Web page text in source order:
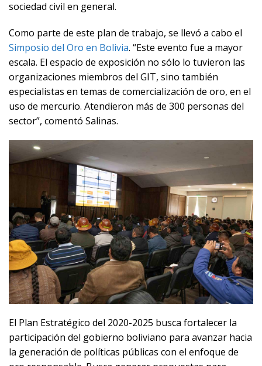
sociedad civil en general.
Como parte de este plan de trabajo, se llevó a cabo el
Simposio del Oro en Bolivia. “Este evento fue a mayor
escala. El espacio de exposición no sólo lo tuvieron las
organizaciones miembros del GIT, sino también
especialistas en temas de comercialización de oro, en el
uso de mercurio. Atendieron más de 300 personas del
sector”, comentó Salinas.
El Plan Estratégico del 2020-2025 busca fortalecer la
participación del gobierno boliviano para avanzar hacia
la generación de políticas públicas con el enfoque de